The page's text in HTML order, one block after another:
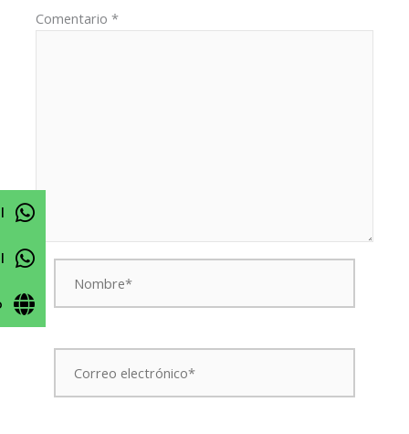
Comentario*
Nombre*
Correo
electrónico*